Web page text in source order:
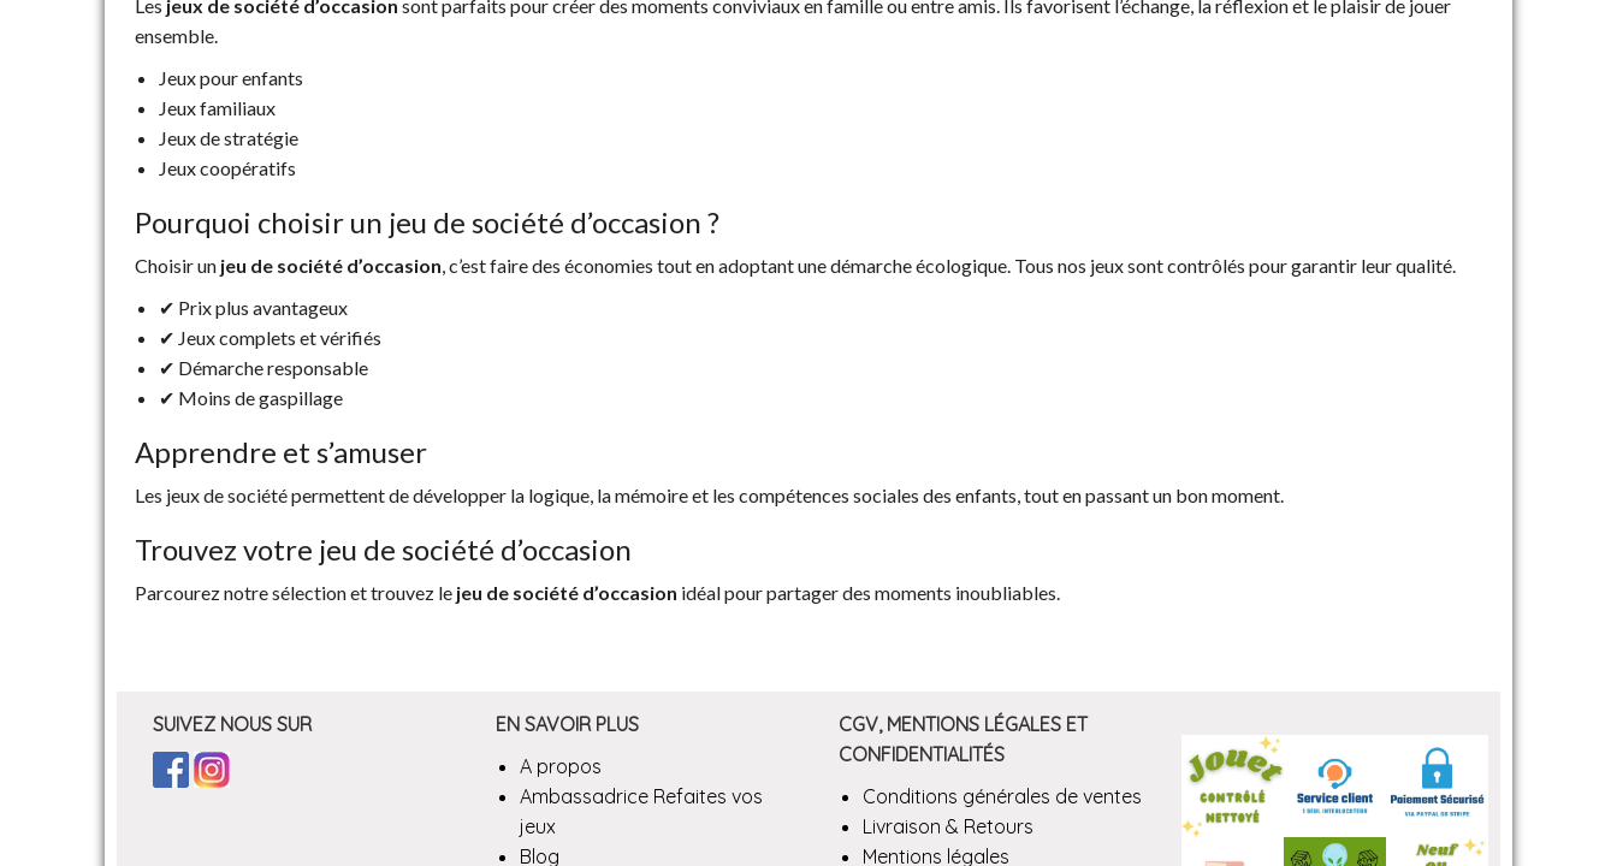
Les jeux de société d’occasion sont parfaits pour créer des moments conviviaux en famille ou entre amis. Ils favorisent l’échange, la réflexion et le plaisir de jouer
ensemble.
Jeux pour enfants
Jeux familiaux
Jeux de stratégie
Jeux coopératifs
Pourquoi choisir un jeu de société d’occasion ?
Choisir un jeu de société d’occasion, c’est faire des économies tout en adoptant une démarche écologique. Tous nos jeux sont contrôlés pour garantir leur qualité.
✔ Prix plus avantageux
✔ Jeux complets et vérifiés
✔ Démarche responsable
✔ Moins de gaspillage
Apprendre et s’amuser
Les jeux de société permettent de développer la logique, la mémoire et les compétences sociales des enfants, tout en passant un bon moment.
Trouvez votre jeu de société d’occasion
Parcourez notre sélection et trouvez le jeu de société d’occasion idéal pour partager des moments inoubliables.
SUIVEZ NOUS SUR
EN SAVOIR PLUS
A propos
Ambassadrice Refaites vos
jeux
Blog
CGV, MENTIONS LÉGALES ET
CONFIDENTIALITÉS
Conditions générales de ventes
Livraison & Retours
Mentions légales